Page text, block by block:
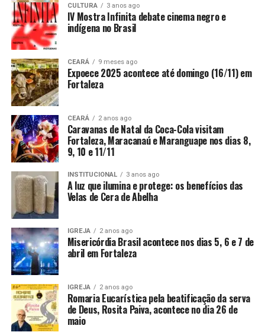
CULTURA 3 anos ago
IV Mostra Infinita debate cinema negro e
indígena no Brasil
CEARÁ 9 meses ago
Expoece 2025 acontece até domingo (16/11) em
Fortaleza
CEARÁ 2 anos ago
Caravanas de Natal da Coca-Cola visitam
Fortaleza, Maracanaú e Maranguape nos dias 8,
9, 10 e 11/11
INSTITUCIONAL 3 anos ago
A luz que ilumina e protege: os benefícios das
Velas de Cera de Abelha
IGREJA 2 anos ago
Misericórdia Brasil acontece nos dias 5, 6 e 7 de
abril em Fortaleza
IGREJA 2 anos ago
Romaria Eucarística pela beatificação da serva
de Deus, Rosita Paiva, acontece no dia 26 de
maio